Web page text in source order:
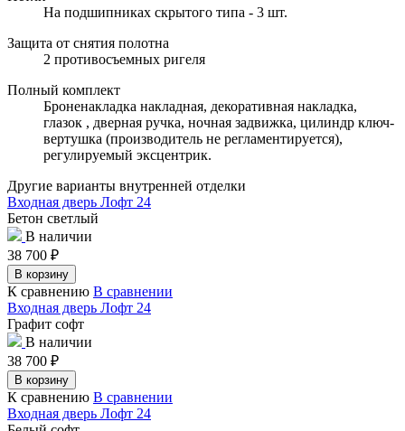
На подшипниках скрытого типа - 3 шт.
Защита от снятия полотна
2 противосъемных ригеля
Полный комплект
Броненакладка накладная, декоративная накладка,
глазок , дверная ручка, ночная задвижка, цилиндр ключ-
вертушка (производитель не регламентируется),
регулируемый эксцентрик.
Другие варианты внутренней отделки
Входная дверь Лофт 24
Бетон светлый
В наличии
38 700 ₽
В корзину
К сравнению В сравнении
Входная дверь Лофт 24
Графит софт
В наличии
38 700 ₽
В корзину
К сравнению В сравнении
Входная дверь Лофт 24